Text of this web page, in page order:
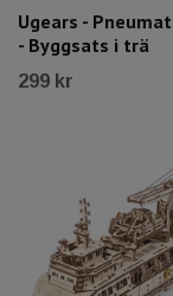
Ugears -
- Byggsats i trä
299 kr